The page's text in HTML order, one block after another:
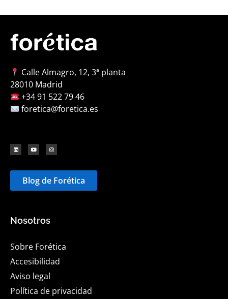
Calle Almagro, 12, 3ª planta
28010 Madrid
+34 91 522 79 46
foretica@foretica.es
Blog de Forética
Nosotros
Sobre Forética
Accesibilidad
Aviso legal
Política de privacidad